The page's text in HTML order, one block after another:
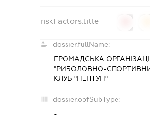
riskFactors.title
dossier.fullName:
ГРОМАДСЬКА
"РИБОЛОВНО-
КЛУБ "НЕПТУН"
dossier.opfSubType:
-